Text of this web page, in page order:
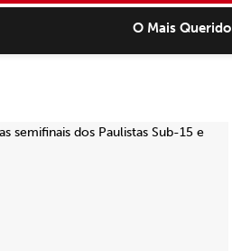
O Mais Querido